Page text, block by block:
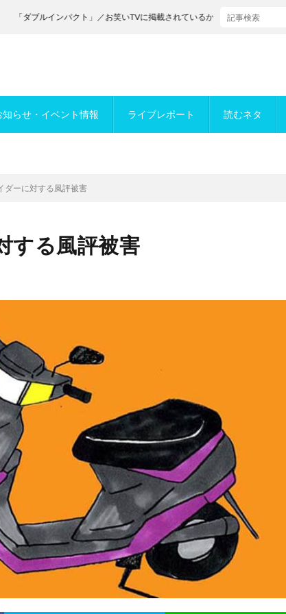
知らせ・イベント情報 ライブレポート 読むネタ
ブルインパクト」／お笑いTVに掲載されているかもめんたるが決勝進出！
ダーに対する風評被害
する風評被害